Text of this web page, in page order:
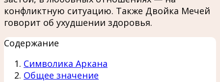
конфликтную ситуацию. Также Двойка Мечей
говорит об ухудшении здоровья.
Содержание
Символика Аркана
Общее значение